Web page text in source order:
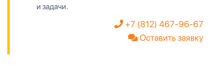
и задачи.
+7 (812) 467-96-67
Оставить заявку